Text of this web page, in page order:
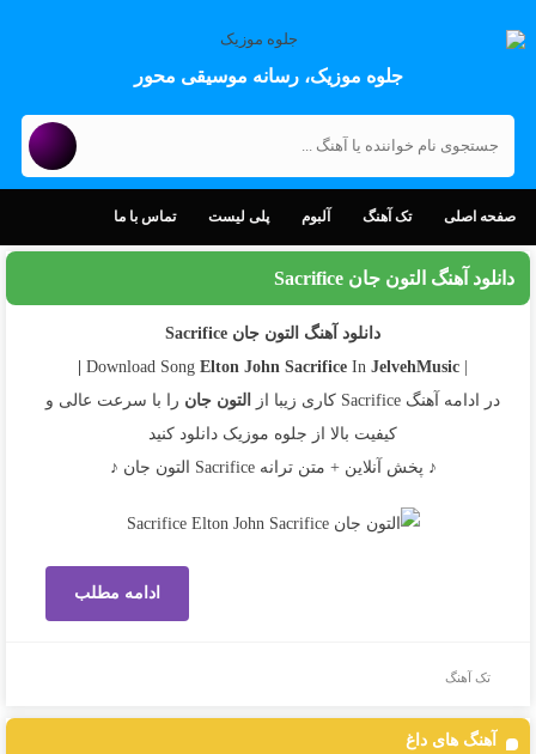
جلوه موزیک، رسانه موسیقی محور
صفحه اصلی تک آهنگ آلبوم پلی لیست تماس با ما
دانلود آهنگ التون جان Sacrifice
دانلود آهنگ التون جان Sacrifice
Elton John Sacrifice InJelvehMusic |
در ادامه آهنگ Sacrifice کاری زیبا از
التون جان را با سرعت عالی و
کیفیت بالا از جلوه موزیک دانلود کنید
♪ پخش آنلاین + متن ترانه Sacrifice التون جان ♪
ادامه مطلب
تک آهنگ
آهنگ های داغ